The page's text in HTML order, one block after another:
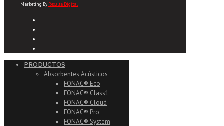
Marketing By Resulta Digital
PRODUCTOS
Absorbentes Acústicos
FONAC® Eco
FONAC® Class1
FONAC® Cloud
FONAC® Pro
FONAC® System